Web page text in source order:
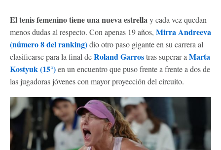
El tenis femenino tiene una nueva estrellay cada vez quedan
menos dudas al respecto. Con apenas 19 años, Mirra Andreeva
(número 8 del ranking)dio otro paso gigante en su carrera al
clasificarse para la final deRoland Garrostras superar a Marta
Kostyuk (15°)en un encuentro que puso frente a frente a dos de
las jugadoras jóvenes con mayor proyección del circuito.